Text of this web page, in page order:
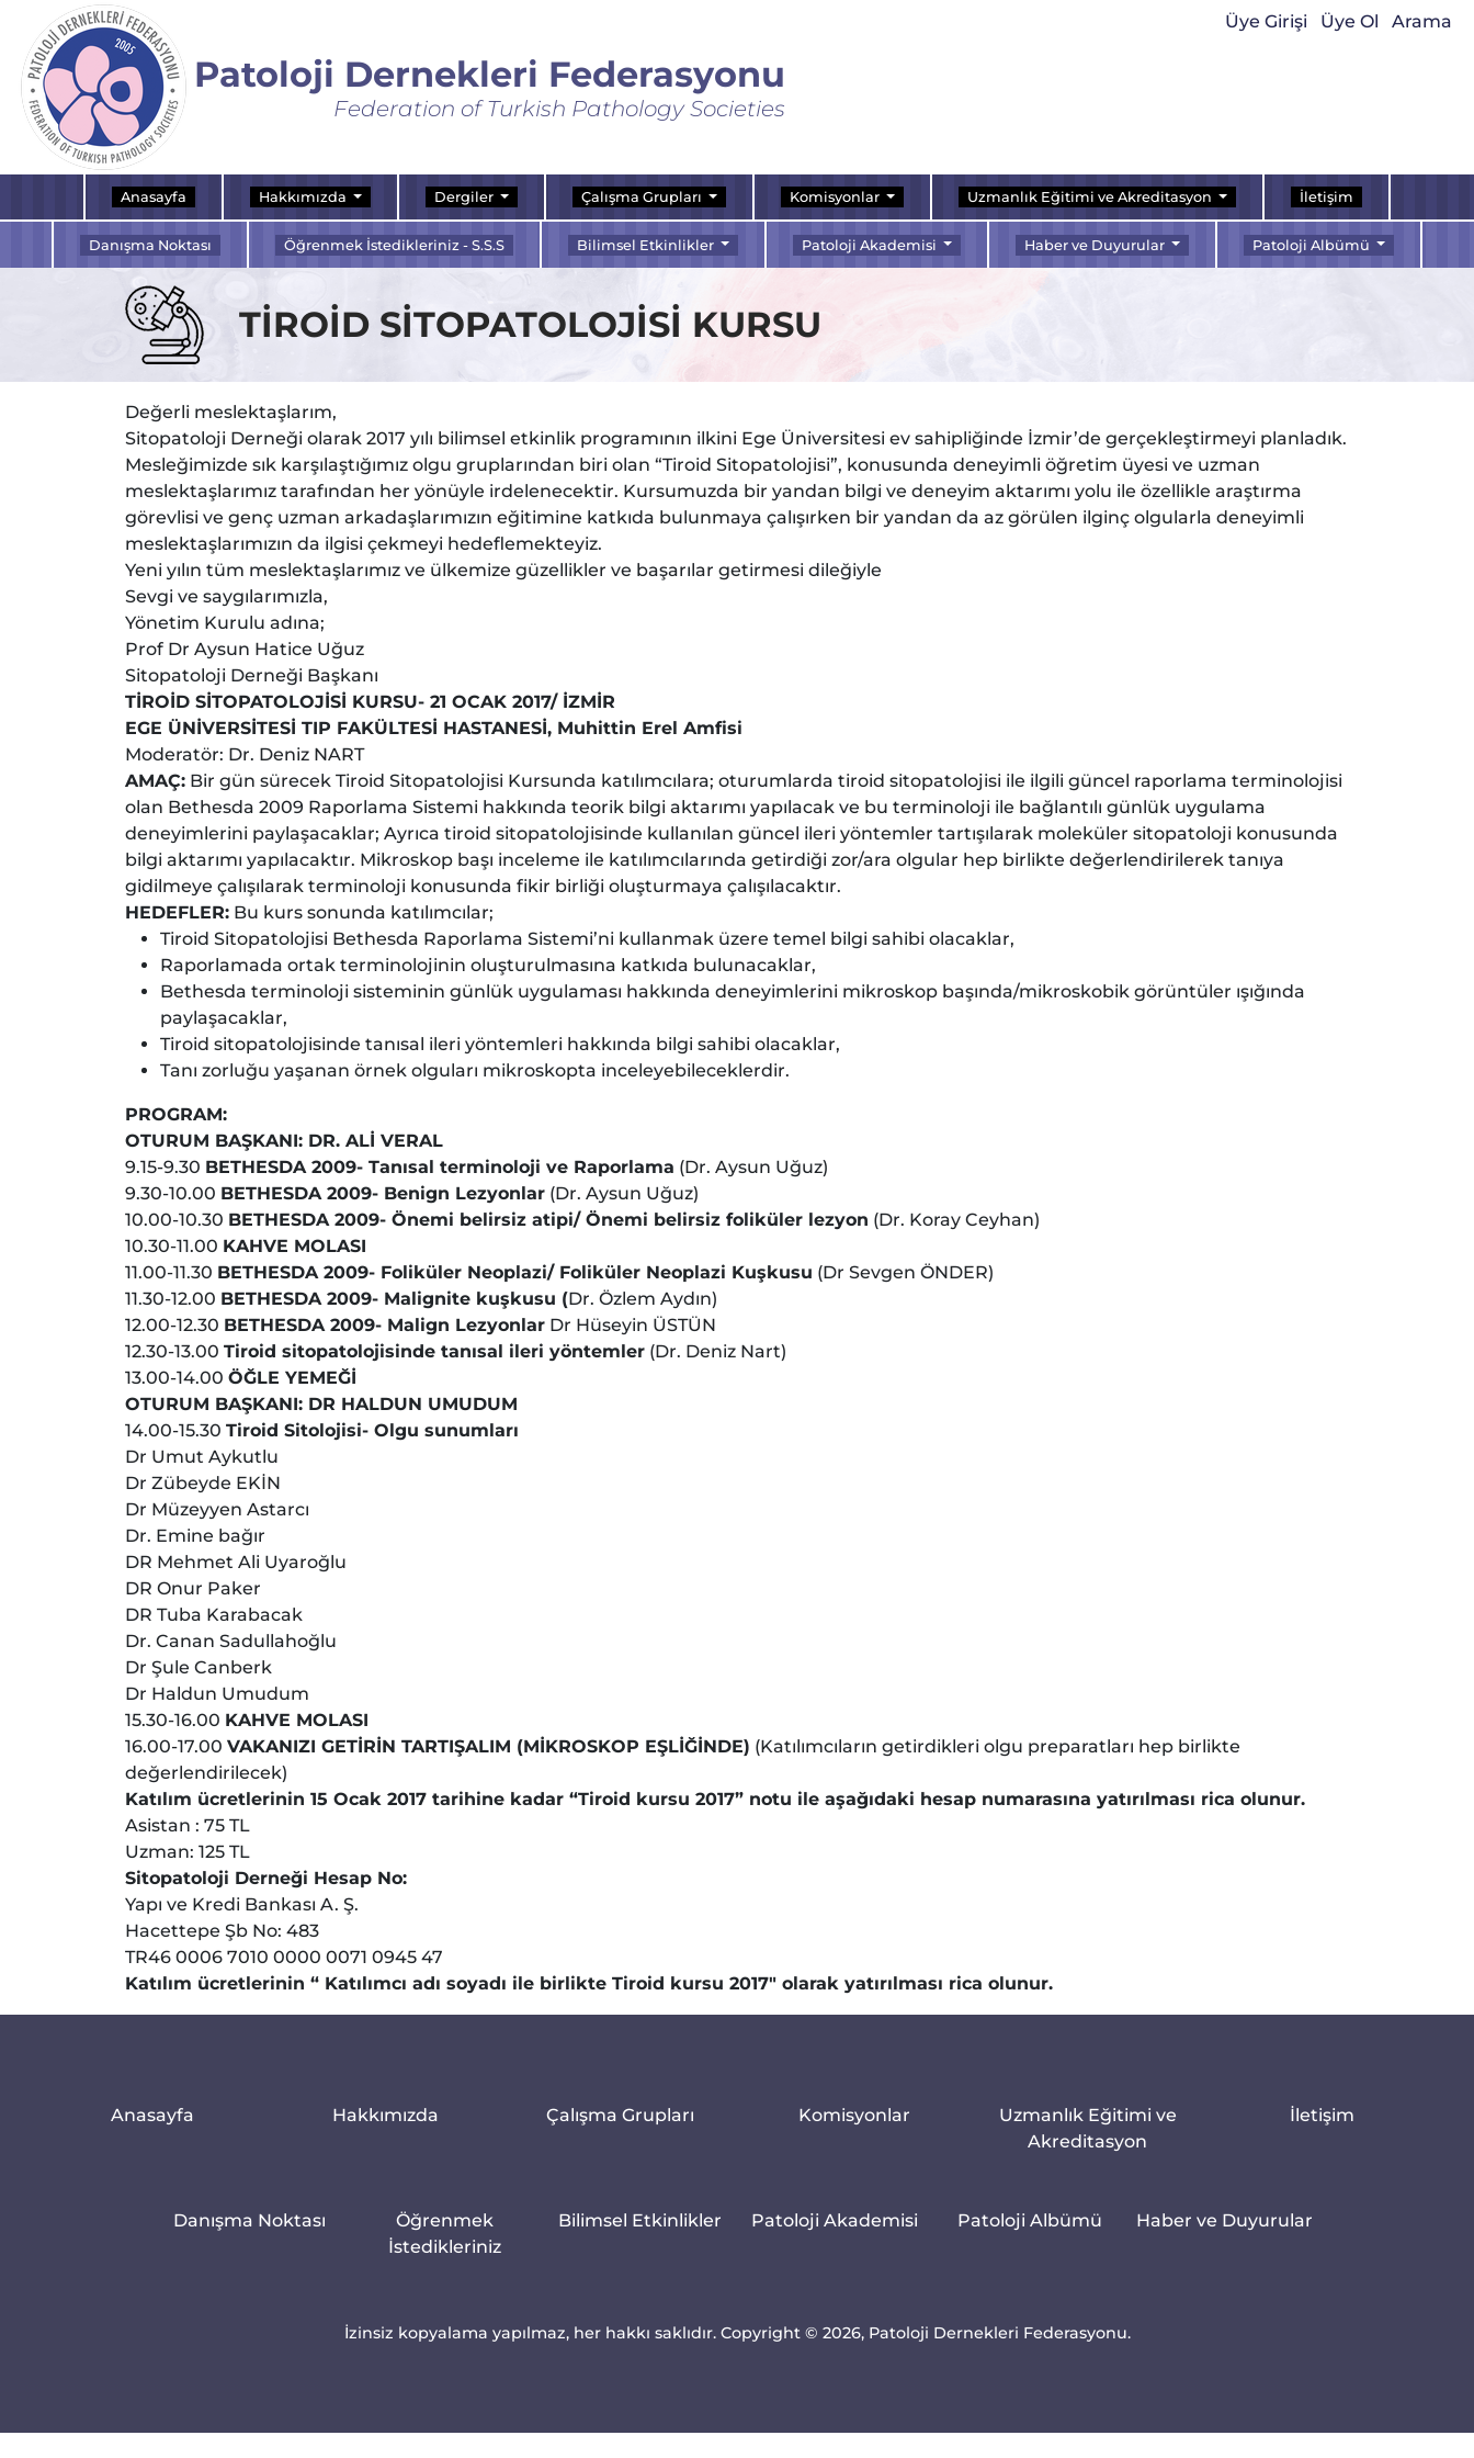
Patoloji Dernekleri Federasyonu
Federation of Turkish Pathology Societies
Üye Girişi Üye Ol Arama
Anasayfa Hakkımızda Dergiler Çalışma Grupları Komisyonlar Uzmanlık Eğitimi ve Akreditasyon İletişim
Danışma Noktası Öğrenmek İstedikleriniz - S.S.S Bilimsel Etkinlikler Patoloji Akademisi Haber ve Duyurular Patoloji Albümü
TİROİD SİTOPATOLOJİSİ KURSU
Değerli meslektaşlarım,
Sitopatoloji Derneği olarak 2017 yılı bilimsel etkinlik programının ilkini Ege Üniversitesi ev sahipliğinde İzmir’de gerçekleştirmeyi planladık.
Mesleğimizde sık karşılaştığımız olgu gruplarından biri olan “Tiroid Sitopatolojisi”, konusunda deneyimli öğretim üyesi ve uzman
meslektaşlarımız tarafından her yönüyle irdelenecektir. Kursumuzda bir yandan bilgi ve deneyim aktarımı yolu ile özellikle araştırma
görevlisi ve genç uzman arkadaşlarımızın eğitimine katkıda bulunmaya çalışırken bir yandan da az görülen ilginç olgularla deneyimli
meslektaşlarımızın da ilgisi çekmeyi hedeflemekteyiz.
Yeni yılın tüm meslektaşlarımız ve ülkemize güzellikler ve başarılar getirmesi dileğiyle
Sevgi ve saygılarımızla,
Yönetim Kurulu adına;
Prof Dr Aysun Hatice Uğuz
Sitopatoloji Derneği Başkanı
TİROİD SİTOPATOLOJİSİ KURSU- 21 OCAK 2017/ İZMİR
EGE ÜNİVERSİTESİ TIP FAKÜLTESİ HASTANESİ, Muhittin Erel Amfisi
Moderatör: Dr. Deniz NART
AMAÇ: Bir gün sürecek Tiroid Sitopatolojisi Kursunda katılımcılara; oturumlarda tiroid sitopatolojisi ile ilgili güncel raporlama terminolojisi
olan Bethesda 2009 Raporlama Sistemi hakkında teorik bilgi aktarımı yapılacak ve bu terminoloji ile bağlantılı günlük uygulama
deneyimlerini paylaşacaklar; Ayrıca tiroid sitopatolojisinde kullanılan güncel ileri yöntemler tartışılarak moleküler sitopatoloji konusunda
bilgi aktarımı yapılacaktır. Mikroskop başı inceleme ile katılımcılarında getirdiği zor/ara olgular hep birlikte değerlendirilerek tanıya
gidilmeye çalışılarak terminoloji konusunda fikir birliği oluşturmaya çalışılacaktır.
HEDEFLER: Bu kurs sonunda katılımcılar;
Tiroid Sitopatolojisi Bethesda Raporlama Sistemi’ni kullanmak üzere temel bilgi sahibi olacaklar,
Raporlamada ortak terminolojinin oluşturulmasına katkıda bulunacaklar,
Bethesda terminoloji sisteminin günlük uygulaması hakkında deneyimlerini mikroskop başında/mikroskobik görüntüler ışığında
paylaşacaklar,
Tiroid sitopatolojisinde tanısal ileri yöntemleri hakkında bilgi sahibi olacaklar,
Tanı zorluğu yaşanan örnek olguları mikroskopta inceleyebileceklerdir.
PROGRAM:
OTURUM BAŞKANI: DR. ALİ VERAL
9.15-9.30 BETHESDA 2009- Tanısal terminoloji ve Raporlama (Dr. Aysun Uğuz)
9.30-10.00 BETHESDA 2009- Benign Lezyonlar (Dr. Aysun Uğuz)
10.00-10.30 BETHESDA 2009- Önemi belirsiz atipi/ Önemi belirsiz foliküler lezyon (Dr. Koray Ceyhan)
10.30-11.00 KAHVE MOLASI
11.00-11.30 BETHESDA 2009- Foliküler Neoplazi/ Foliküler Neoplazi Kuşkusu (Dr Sevgen ÖNDER)
11.30-12.00 BETHESDA 2009- Malignite kuşkusu (Dr. Özlem Aydın)
12.00-12.30 BETHESDA 2009- Malign Lezyonlar Dr Hüseyin ÜSTÜN
12.30-13.00 Tiroid sitopatolojisinde tanısal ileri yöntemler (Dr. Deniz Nart)
13.00-14.00 ÖĞLE YEMEĞİ
OTURUM BAŞKANI: DR HALDUN UMUDUM
14.00-15.30 Tiroid Sitolojisi- Olgu sunumları
Dr Umut Aykutlu
Dr Zübeyde EKİN
Dr Müzeyyen Astarcı
Dr. Emine bağır
DR Mehmet Ali Uyaroğlu
DR Onur Paker
DR Tuba Karabacak
Dr. Canan Sadullahoğlu
Dr Şule Canberk
Dr Haldun Umudum
15.30-16.00 KAHVE MOLASI
16.00-17.00 VAKANIZI GETİRİN TARTIŞALIM (MİKROSKOP EŞLİĞİNDE) (Katılımcıların getirdikleri olgu preparatları hep birlikte
değerlendirilecek)
Katılım ücretlerinin 15 Ocak 2017 tarihine kadar “Tiroid kursu 2017” notu ile aşağıdaki hesap numarasına yatırılması rica olunur.
Asistan : 75 TL
Uzman: 125 TL
Sitopatoloji Derneği Hesap No:
Yapı ve Kredi Bankası A. Ş.
Hacettepe Şb No: 483
TR46 0006 7010 0000 0071 0945 47
Katılım ücretlerinin “ Katılımcı adı soyadı ile birlikte Tiroid kursu 2017" olarak yatırılması rica olunur.
Anasayfa Hakkımızda Çalışma Grupları Komisyonlar
Uzmanlık Eğitimi ve
Akreditasyon
İletişim
Danışma Noktası
Öğrenmek
İstedikleriniz
Bilimsel Etkinlikler Patoloji Akademisi Patoloji Albümü Haber ve Duyurular
İzinsiz kopyalama yapılmaz, her hakkı saklıdır. Copyright © 2026, Patoloji Dernekleri Federasyonu.